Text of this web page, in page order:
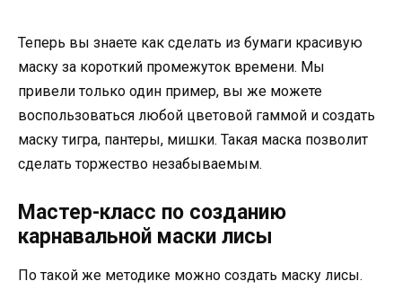
Теперь вы знаете как сделать из бумаги красивую
маску за короткий промежуток времени. Мы
привели только один пример, вы же можете
воспользоваться любой цветовой гаммой и создать
маску тигра, пантеры, мишки. Такая маска позволит
сделать торжество незабываемым.
Мастер-класс по созданию
карнавальной маски лисы
По такой же методике можно создать маску лисы.